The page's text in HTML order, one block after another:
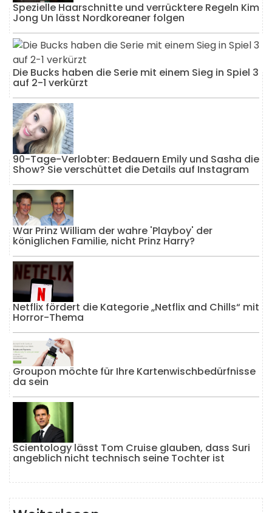
Spezielle Haarschnitte und verrücktere Regeln Kim
Jong Un lässt Nordkoreaner folgen
Die Bucks haben die Serie mit einem Sieg in Spiel 3
auf 2-1 verkürzt
90-Tage-Verlobter: Bedauern Emily und Sasha die
Show? Sie verschüttet die Details auf Instagram
War Prinz William der wahre 'Playboy' der
königlichen Familie, nicht Prinz Harry?
Netflix fördert die Kategorie „Netflix and Chills“ mit
Horror-Thema
Groupon möchte für Ihre Kartenwischbedürfnisse
da sein
Scientology lässt Tom Cruise glauben, dass Suri
angeblich nicht technisch seine Tochter ist